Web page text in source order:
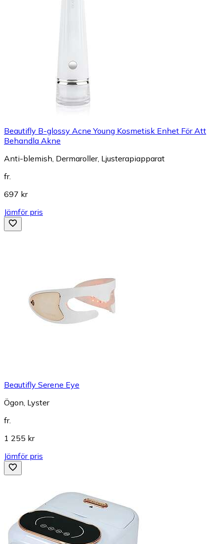
Beautifly B-glossy Acne Young Kosmetisk Enhet För Att
Behandla Akne
Anti-blemish, Dermaroller, Ljusterapiapparat
fr.
697 kr
Jämför pris
Beautifly Serene Eye
Ögon, Lyster
fr.
1 255 kr
Jämför pris